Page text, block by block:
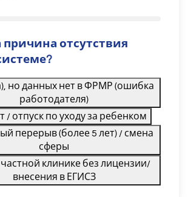
причина отсутствия
но данных нет в ФРМР (ошибка
работодателя)
/ отпуск по уходу за ребенком
перерыв (более 5 лет) / смена
сферы
частной клинике без лицензии/
внесения в ЕГИСЗ